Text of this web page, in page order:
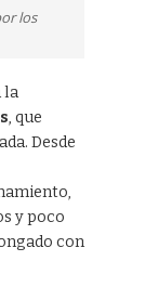
los
la
, que
Desde
y poco
con